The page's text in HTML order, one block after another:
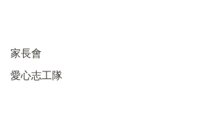
家長會
愛心志工隊